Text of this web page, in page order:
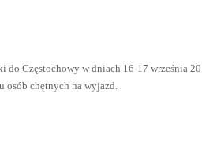
do Częstochowy w dniach 16-17 września
osób chętnych na wyjazd.